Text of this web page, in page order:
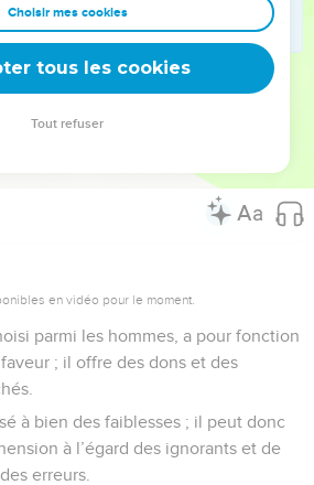
avec confiance du trône de Dieu,
y obtiendrons le pardon et nous y
être secourus au bon moment.
1997, avec autorisation. Pour vous procurer
en vidéo pour le moment.
parmi les hommes, a pour fonction
; il offre des dons et des
à bien des faiblesses ; il peut donc
à l’égard des ignorants et de
erreurs.
Choisir mes cookies
tous les cookies
Tout refuser